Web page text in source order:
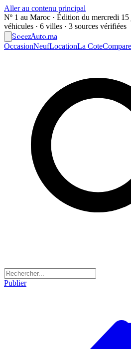
Aller au contenu principal
Nº 1 au Maroc · Édition du mercredi
véhicules · 6 villes · 3 sources vérifiées
SoeezAuto.ma
OccasionNeufLocationLa Cote
Publier